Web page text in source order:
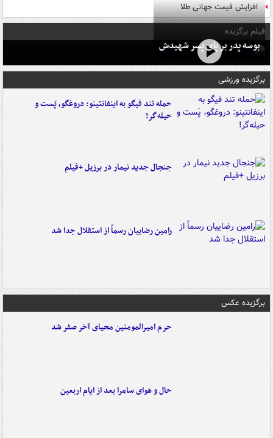
افزایش قیمت جهانی طلا
فیلم برگزیده
بوسه‌ پدر بر پای پسر شهیدش
برگزیده ورزشی
حمله تند فیگو به اینفانتینو: دروغگو، پَست‌ و
حیله‌گر!
جنجال جدید نیمار در برزیل +فیلم
رامین رضاییان رسماً از استقلال جدا شد
برگزیده عکس
حرم امیرالمومنین محیای آخر صفر شد
حال و هوای سامرا بعد از ایام اربعین